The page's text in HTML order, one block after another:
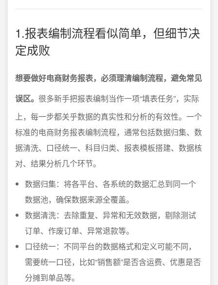
1.报表编制流程看似简单，但细节决
定成败
想要做好电商财务报表，必须理清编制流程，避免常见
误区。 很多新手把报表编制当作一项“填表任务”，实际
上，每一步都关乎数据的真实性和分析的有效性。一个
标准的电商财务报表编制流程，通常包括数据归集、数
据清洗、口径统一、科目归类、报表模板搭建、数据核
对、结果分析几个环节。
数据归集：将各平台、各系统的数据汇总到同一个
数据池，确保数据来源全覆盖。
数据清洗：去除重复、异常和无效数据，剔除测试
订单、作废订单、异常退款等。
口径统一：不同平台的数据格式和定义可能不同，
需要统一口径，比如“销售额”是否含运费、优惠是否
分摊到单品等。